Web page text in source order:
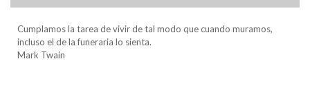
Cumplamos la tarea de vivir de tal modo que cuando muramos,
incluso el de la funeraria lo sienta.
Mark Twain